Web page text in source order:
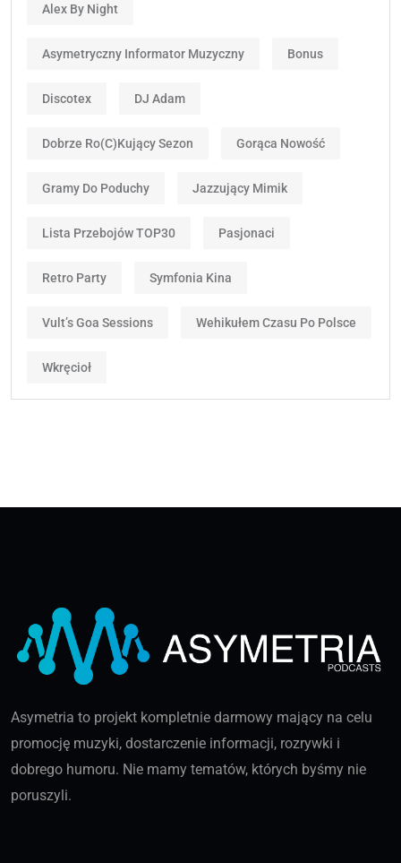
Alex By Night
Asymetryczny Informator Muzyczny Bonus
Discotex DJ Adam
Dobrze Ro(c)kujący Sezon Gorąca Nowość
Gramy Do Poduchy Jazzujący Mimik
Lista Przebojów TOP30 Pasjonaci
Retro Party Symfonia Kina
Vult’s Goa Sessions Wehikułem Czasu Po Polsce
Wkręcioł
Asymetria to projekt kompletnie darmowy mający na celu
promocję muzyki, dostarczenie informacji, rozrywki i
dobrego humoru. Nie mamy tematów, których byśmy nie
poruszyli.